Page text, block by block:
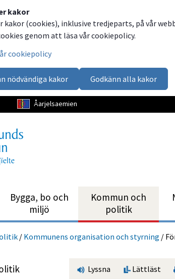
kakor
kakor (cookies), inklusive tredjeparts, på vår
genom att läsa vår cookiepolicy.
cookiepolicy
nödvändiga kakor Godkänn alla kakor
Åarjelsaemien
Bygga, bo och
miljö
Kommun och
politik
/ Kommunens organisation och styrning /
Lyssna Lättläst